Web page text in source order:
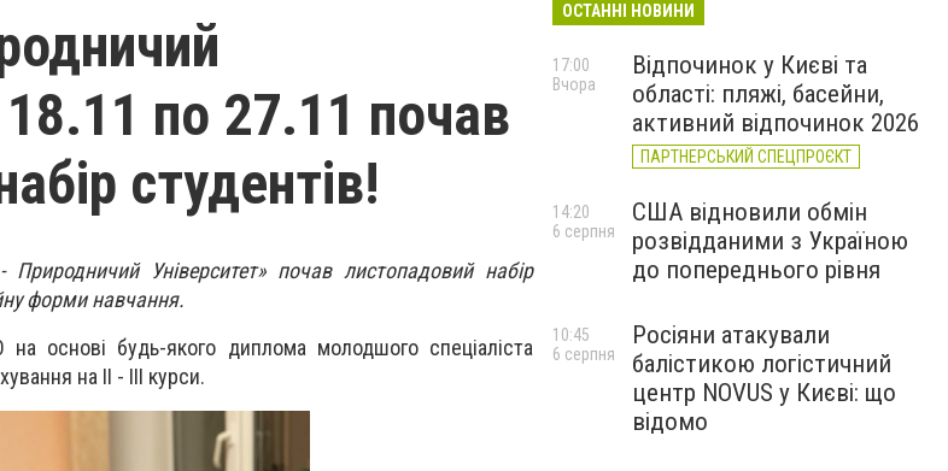
18.11 по 27.11 почав
студентів!
Університет» почав листопадовий набір
форми навчання.
основі будь-якого диплома молодшого спеціаліста
на II - III курси.
ОСТАННІ НОВИНИ
Відпочинок у Києві та
області: пляжі, басейни,
активний відпочинок 2026
ПАРТНЕРСЬКИЙ СПЕЦПРОЄКТ
17:00
Вчора
США відновили обмін
розвідданими з Україною
до попереднього рівня
14:20
6 серпня
Росіяни атакували
балістикою логістичний
центр NOVUS у Києві: що
відомо
10:45
6 серпня